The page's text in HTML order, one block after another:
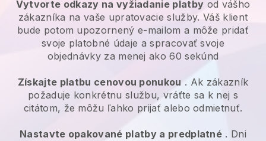
Vytvorte odkazy na vyžiadanie platby od vášho
zákazníka na vaše upratovacie služby. Váš klient
bude potom upozornený e-mailom a môže pridať
svoje platobné údaje a spracovať svoje
objednávky za menej ako 60 sekúnd
Získajte platbu cenovou ponukou . Ak zákazník
požaduje konkrétnu službu, vráťte sa k nej s
citátom, že môžu ľahko prijať alebo odmietnuť.
Nastavte opakované platby a predplatné . Dni